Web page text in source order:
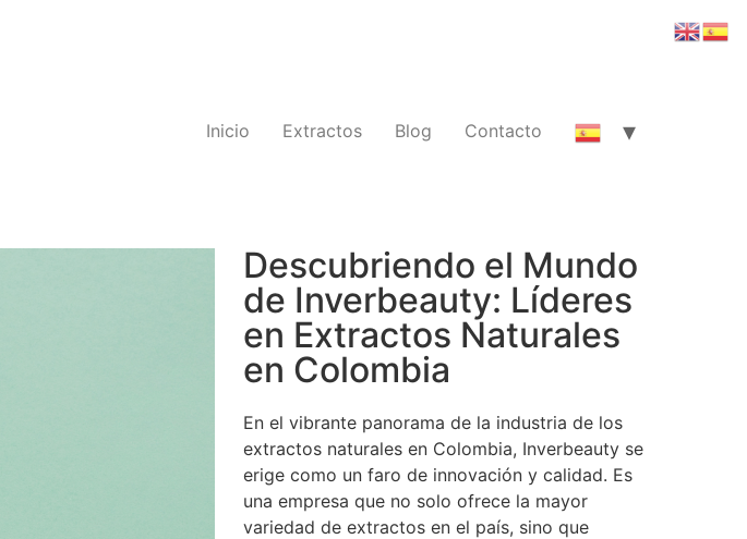
Inicio Extractos Blog Contacto
Descubriendo el Mundo
de Inverbeauty: Líderes
en Extractos Naturales
en Colombia
En el vibrante panorama de la industria de los
extractos naturales en Colombia, Inverbeauty se
erige como un faro de innovación y calidad. Es
una empresa que no solo ofrece la mayor
variedad de extractos en el país, sino que